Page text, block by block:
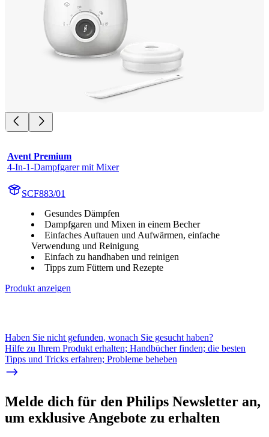
Avent Premium
4-In-1-Dampfgarer mit Mixer
SCF883/01
Gesundes Dämpfen
Dampfgaren und Mixen in einem Becher
Einfaches Auftauen und Aufwärmen, einfache
Verwendung und Reinigung
Einfach zu handhaben und reinigen
Tipps zum Füttern und Rezepte
Produkt anzeigen
Haben Sie nicht gefunden, wonach Sie gesucht haben?
Hilfe zu Ihrem Produkt erhalten; Handbücher finden; die besten
Tipps und Tricks erfahren; Probleme beheben
Melde dich für den Philips Newsletter an,
um exklusive Angebote zu erhalten